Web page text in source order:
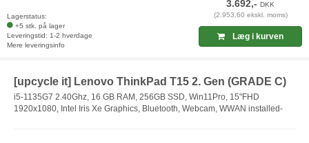
Lagerstatus:
+5 stk. på lager
Leveringstid: 1-2 hverdage
Mere leveringsinfo
3.692,-DKK
(2.953,60 ekskl. moms)
Læg i kurven
[upcycle it] Lenovo ThinkPad T15 2. Gen (GRADE C)
i5-1135G7 2.40Ghz, 16 GB RAM, 256GB SSD, Win11Pro, 15"FHD
1920x1080, Intel Iris Xe Graphics, Bluetooth, Webcam, WWAN installed-